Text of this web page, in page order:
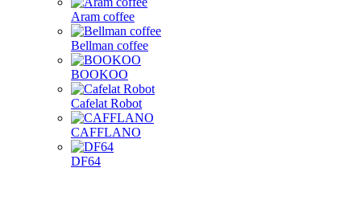
Aram coffee
Bellman coffee
BOOKOO
Cafelat Robot
CAFFLANO
DF64